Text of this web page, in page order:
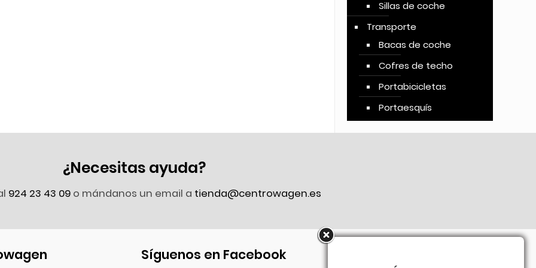
Sillas de coche
Transporte
Bacas de coche
Cofres de techo
Portabicicletas
Portaesquís
¿Necesitas ayuda?
924 23 43 09 o mándanos un email a tienda@centrowagen.es
Síguenos en Facebook